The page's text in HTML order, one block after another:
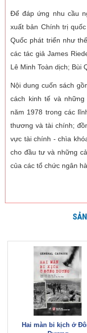
Để đáp ứng nhu cầu
xuất bản Chính trị
Quốc phát triển như
các tác giả James
Lê Minh Toàn dịch; Bùi
Nội dung cuốn sách
cách kinh tế và
năm 1978 trong các
thương và tài chính;
vực tài chính - chìa
cho đầu tư và những
của các tổ chức ngân
Hai màn bi kịch ở